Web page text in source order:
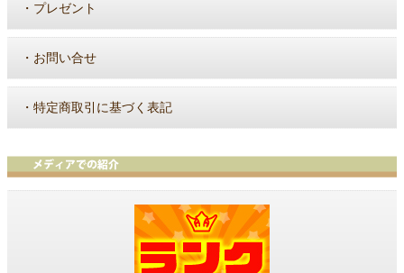
・ プレゼント
・ お問い合せ
・ 特定商取引に基づく表記